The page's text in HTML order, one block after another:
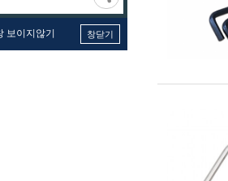
보이지않기 창닫기